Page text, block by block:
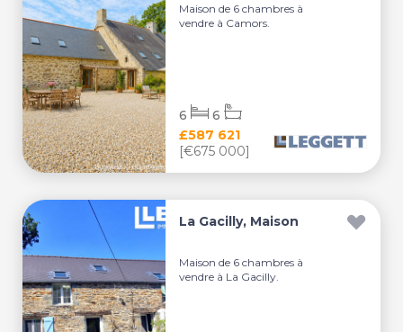
Maison de 6 chambres à
vendre à Camors.
£587 621
[€675 000]
6 6
La Gacilly, Maison
Maison de 6 chambres à
vendre à La Gacilly.